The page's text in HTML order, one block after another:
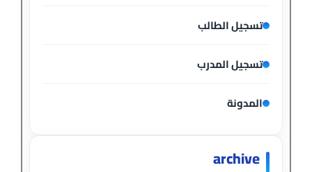
تسجيل الطالب
تسجيل المدرب
المدونة
archive